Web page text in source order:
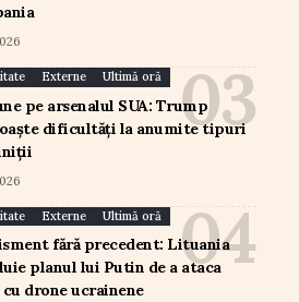
Externe Ultimă oră
pe arsenalul SUA: Trump
dificultăți la anumite tipuri
Externe Ultimă oră
fără precedent: Lituania
planul lui Putin de a ataca
cu drone ucrainene